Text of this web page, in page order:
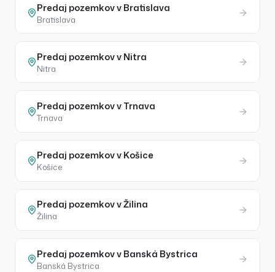
Predaj pozemkovvBratislava
Bratislava
Predaj pozemkovvNitra
Nitra
Predaj pozemkovvTrnava
Trnava
Predaj pozemkovvKošice
Košice
Predaj pozemkovvŽilina
Žilina
Predaj pozemkovvBanská Bystrica
Banská Bystrica